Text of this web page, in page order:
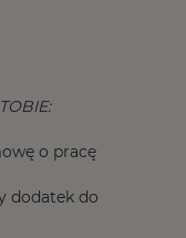
o pracę
dodatek do